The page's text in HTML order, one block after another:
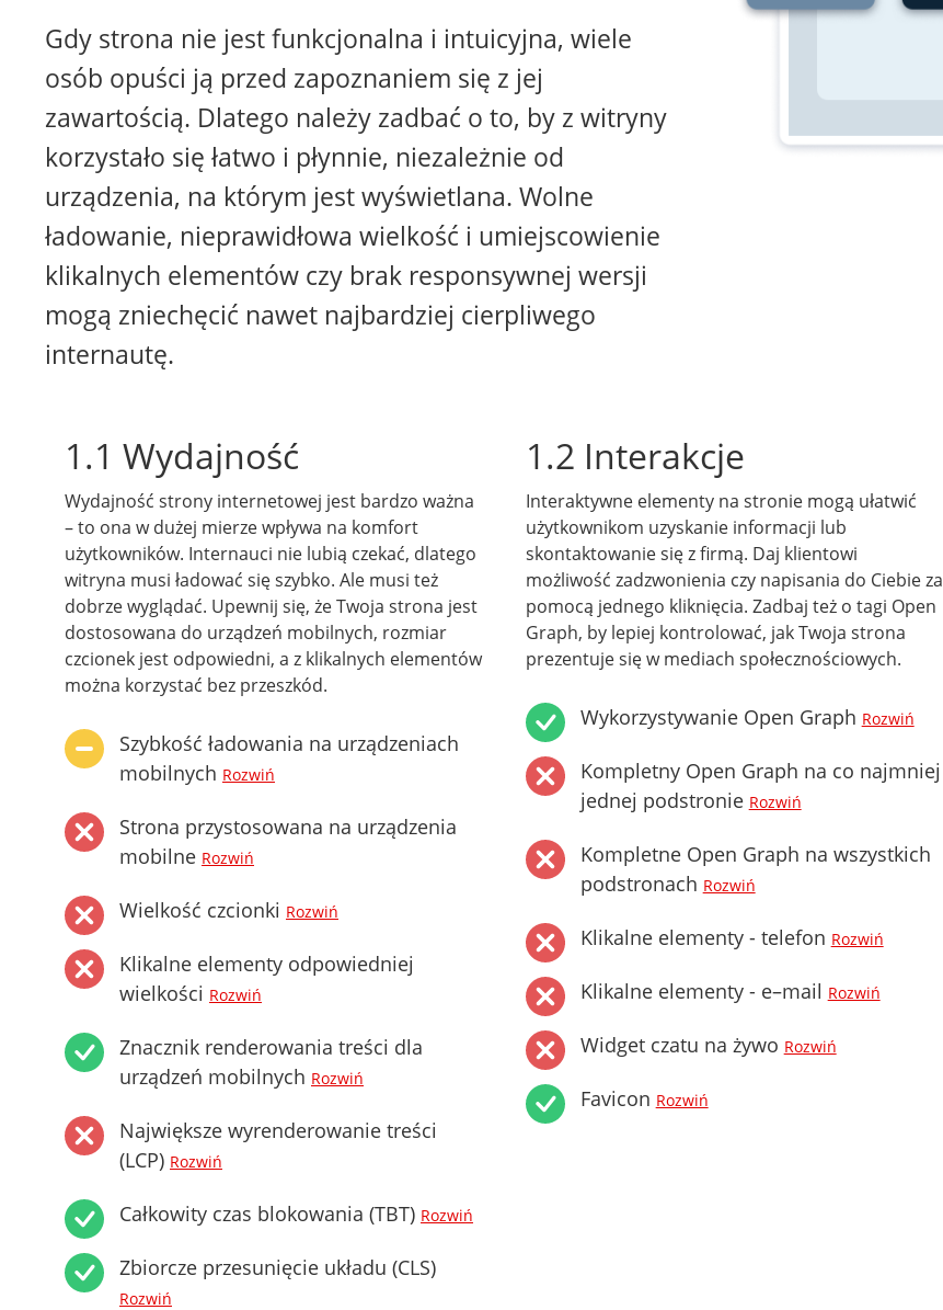
Gdy strona nie jest funkcjonalna i intuicyjna, wiele
osób opuści ją przed zapoznaniem się z jej
zawartością. Dlatego należy zadbać o to, by z witryny
korzystało się łatwo i płynnie, niezależnie od
urządzenia, na którym jest wyświetlana. Wolne
ładowanie, nieprawidłowa wielkość i umiejscowienie
klikalnych elementów czy brak responsywnej wersji
mogą zniechęcić nawet najbardziej cierpliwego
internautę.
1.1 Wydajność
Wydajność strony internetowej jest bardzo ważna
– to ona w dużej mierze wpływa na komfort
użytkowników. Internauci nie lubią czekać, dlatego
witryna musi ładować się szybko. Ale musi też
dobrze wyglądać. Upewnij się, że Twoja strona jest
dostosowana do urządzeń mobilnych, rozmiar
czcionek jest odpowiedni, a z klikalnych elementów
można korzystać bez przeszkód.
Szybkość ładowania na urządzeniach
mobilnych Rozwiń
Strona przystosowana na urządzenia
mobilne Rozwiń
Wielkość czcionki Rozwiń
Klikalne elementy odpowiedniej
wielkości Rozwiń
Znacznik renderowania treści dla
urządzeń mobilnych Rozwiń
Największe wyrenderowanie treści
(LCP) Rozwiń
Całkowity czas blokowania (TBT) Rozwiń
Zbiorcze przesunięcie układu (CLS)
Rozwiń
1.2 Interakcje
Interaktywne elementy na stronie mogą ułatwić
użytkownikom uzyskanie informacji lub
skontaktowanie się z firmą. Daj klientowi
możliwość zadzwonienia czy napisania do Ciebie za
pomocą jednego kliknięcia. Zadbaj też o tagi Open
Graph, by lepiej kontrolować, jak Twoja strona
prezentuje się w mediach społecznościowych.
Wykorzystywanie Open Graph Rozwiń
Kompletny Open Graph na co najmniej
jednej podstronie Rozwiń
Kompletne Open Graph na wszystkich
podstronach Rozwiń
Klikalne elementy - telefon Rozwiń
Klikalne elementy - e–mail Rozwiń
Widget czatu na żywo Rozwiń
Favicon Rozwiń